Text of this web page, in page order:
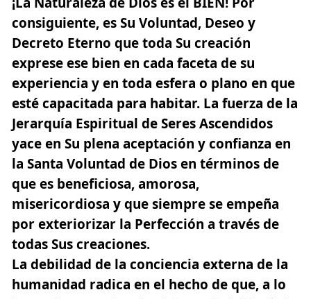
consiguiente, es Su Voluntad, Deseo y
Decreto Eterno que toda Su creación
exprese ese bien en cada faceta de su
experiencia y en toda esfera o plano en que
esté capacitada para habitar. La fuerza de la
Jerarquía Espiritual de Seres Ascendidos
yace en Su plena aceptación y confianza en
la Santa Voluntad de Dios en términos de
que es beneficiosa, amorosa,
misericordiosa y que siempre se empeña
por exteriorizar la Perfección a través de
todas Sus creaciones.
La debilidad de la conciencia externa de la
humanidad radica en el hecho de que, a lo